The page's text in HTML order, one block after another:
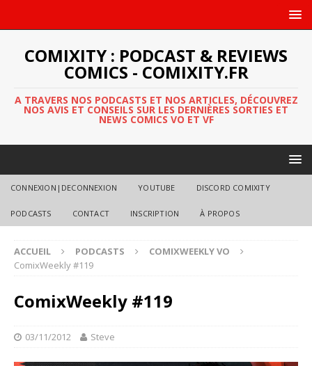
COMIXITY : PODCAST & REVIEWS
COMICS - COMIXITY.FR
A TRAVERS NOS PODCASTS ET NOS ARTICLES, DÉCOUVREZ
NOS AVIS ET CONSEILS SUR LES DERNIÈRES SORTIES ET
NEWS COMICS VO ET VF
CONNEXION|DECONNEXION YOUTUBE DISCORD COMIXITY
PODCASTS CONTACT INSCRIPTION À PROPOS
ACCUEIL PODCASTS
COMIXWEEKLY VO
ComixWeekly #119
ComixWeekly #119
03/11/2012 Steve